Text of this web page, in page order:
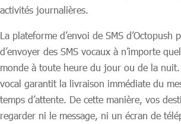
activités journalières.
La plateforme d’envoi de SMS d’Octopush
d’envoyer des SMS vocaux à n’importe
monde à toute heure du jour ou de la nuit.
vocal garantit la livraison immédiate du
temps d’attente. De cette manière, vos
regarder ni le message, ni un écran de